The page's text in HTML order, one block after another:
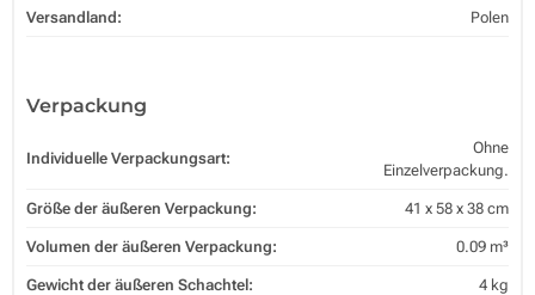
Versandland: Polen
Verpackung
Individuelle Verpackungsart:
Ohne
Einzelverpackung.
Größe der äußeren Verpackung: 41 x 58 x 38 cm
Volumen der äußeren Verpackung: 0.09 m³
Gewicht der äußeren Schachtel: 4 kg